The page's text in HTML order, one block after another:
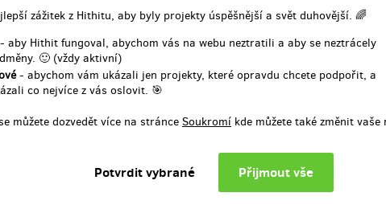
zážitek z Hithitu, aby byly projekty úspěšnější a svět duhovější. 🌈
aby Hithit fungoval, abychom vás na webu neztratili a aby se neztrácely
🙂 (vždy aktivní)
- abychom vám ukázali jen projekty, které opravdu chcete podpořit, a
co nejvíce z vás oslovit. 🎯
můžete dozvedět více na stránce Soukromí kde můžete také změnit vaše